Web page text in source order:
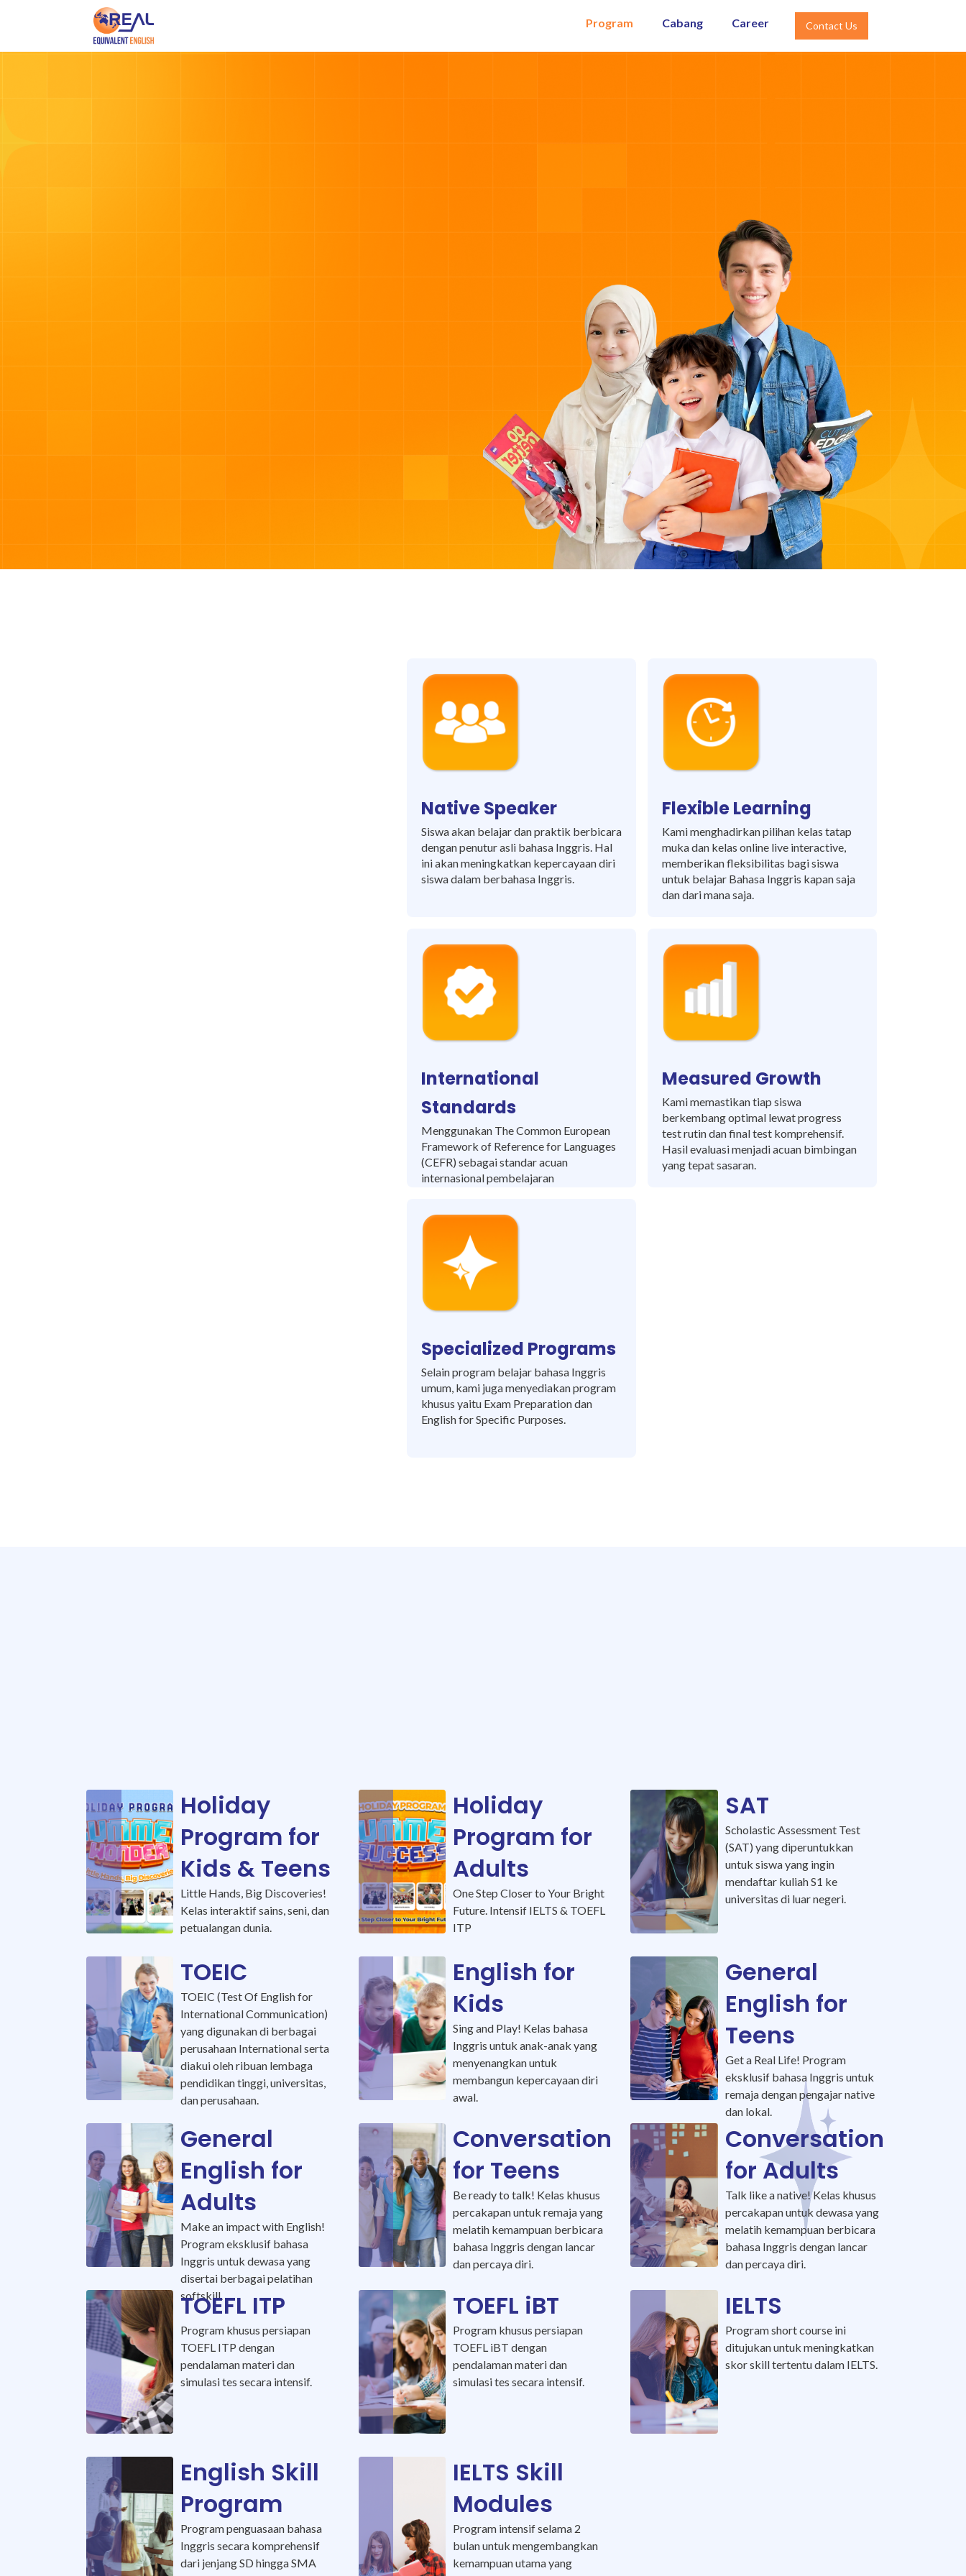
Program Cabang Career Contact Us
Native Speaker
Siswa akan belajar dan praktik berbicara
dengan penutur asli bahasa Inggris. Hal
ini akan meningkatkan kepercayaan diri
siswa dalam berbahasa Inggris.
Flexible Learning
Kami menghadirkan pilihan kelas tatap
muka dan kelas online live interactive,
memberikan fleksibilitas bagi siswa
untuk belajar Bahasa Inggris kapan saja
dan dari mana saja.
International
Standards
Menggunakan The Common European
Framework of Reference for Languages
(CEFR) sebagai standar acuan
internasional pembelajaran
Measured Growth
Kami memastikan tiap siswa
berkembang optimal lewat progress
test rutin dan final test komprehensif.
Hasil evaluasi menjadi acuan bimbingan
yang tepat sasaran.
Specialized Programs
Selain program belajar bahasa Inggris
umum, kami juga menyediakan program
khusus yaitu Exam Preparation dan
English for Specific Purposes.
Holiday
Program for
Kids & Teens
Little Hands, Big Discoveries!
Kelas interaktif sains, seni, dan
petualangan dunia.
Holiday
Program for
Adults
One Step Closer to Your Bright
Future. Intensif IELTS & TOEFL
ITP
SAT
Scholastic Assessment Test
(SAT) yang diperuntukkan
untuk siswa yang ingin
mendaftar kuliah S1 ke
universitas di luar negeri.
TOEIC
TOEIC (Test Of English for
International Communication)
yang digunakan di berbagai
perusahaan International serta
diakui oleh ribuan lembaga
pendidikan tinggi, universitas,
dan perusahaan.
English for
Kids
Sing and Play! Kelas bahasa
Inggris untuk anak-anak yang
menyenangkan untuk
membangun kepercayaan diri
awal.
General
English for
Teens
Get a Real Life! Program
eksklusif bahasa Inggris untuk
remaja dengan pengajar native
dan lokal.
General
English for
Adults
Make an impact with English!
Program eksklusif bahasa
Inggris untuk dewasa yang
disertai berbagai pelatihan
softskill.
Conversation
for Teens
Be ready to talk! Kelas khusus
percakapan untuk remaja yang
melatih kemampuan berbicara
bahasa Inggris dengan lancar
dan percaya diri.
Conversation
for Adults
Talk like a native! Kelas khusus
percakapan untuk dewasa yang
melatih kemampuan berbicara
bahasa Inggris dengan lancar
dan percaya diri.
TOEFL ITP
Program khusus persiapan
TOEFL ITP dengan
pendalaman materi dan
simulasi tes secara intensif.
TOEFL iBT
Program khusus persiapan
TOEFL iBT dengan
pendalaman materi dan
simulasi tes secara intensif.
IELTS
Program short course ini
ditujukan untuk meningkatkan
skor skill tertentu dalam IELTS.
English Skill
Program
Program penguasaan bahasa
Inggris secara komprehensif
dari jenjang SD hingga SMA
IELTS Skill
Modules
Program intensif selama 2
bulan untuk mengembangkan
kemampuan utama yang